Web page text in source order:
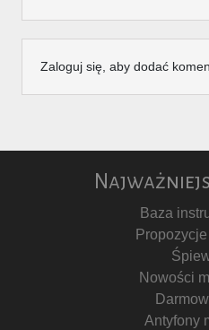
Zaloguj się, aby dodać
Baza
Nowości
Antyfony